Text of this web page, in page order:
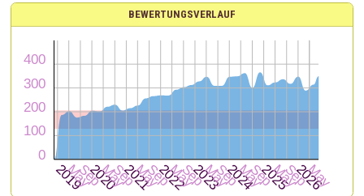
BEWERTUNGSVERLAUF